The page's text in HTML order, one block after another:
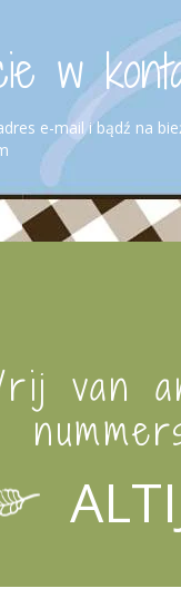
w
e-mail i bądź na
van